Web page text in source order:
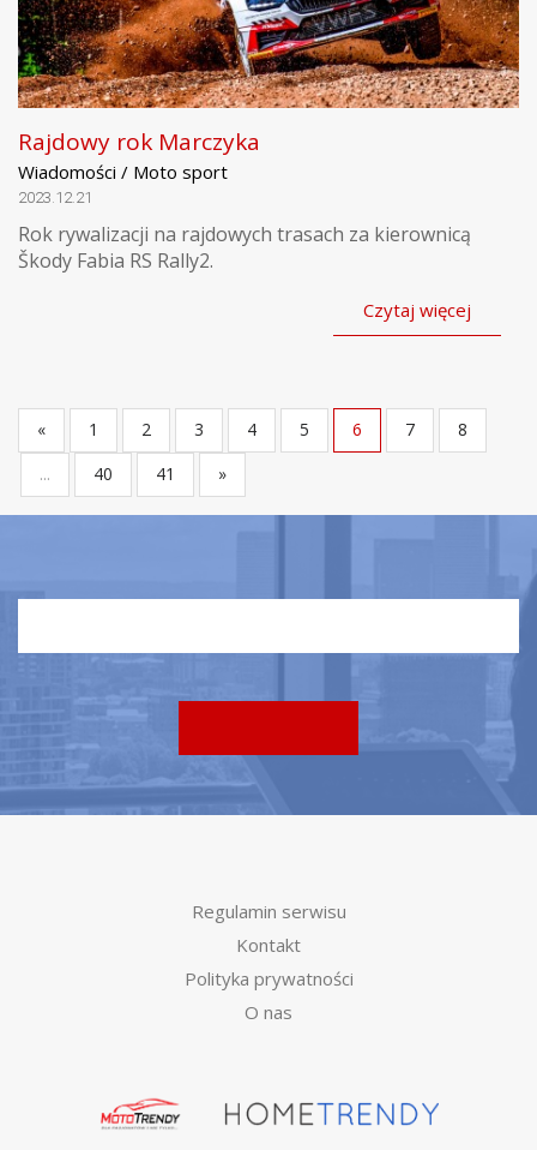
Rajdowy rok Marczyka
Wiadomości / Moto sport
2023.12.21
Rok rywalizacji na rajdowych trasach za kierownicą
Škody Fabia RS Rally2.
Czytaj więcej
« 1 2 3 4 5 6 7
8
...
40 41 »
Regulamin serwisu
Kontakt
Polityka prywatności
O nas